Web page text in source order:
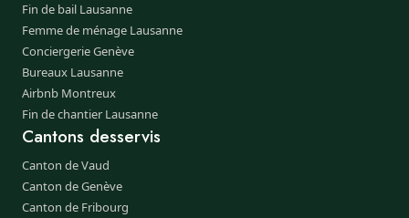
Fin de bail Lausanne
Femme de ménage Lausanne
Conciergerie Genève
Bureaux Lausanne
Airbnb Montreux
Fin de chantier Lausanne
Cantons desservis
Canton de Vaud
Canton de Genève
Canton de Fribourg